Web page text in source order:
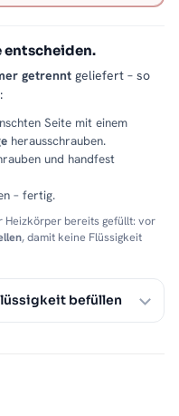
entscheiden.
getrennt geliefert – so
Seite mit einem
herausschrauben.
und handfest
– fertig.
Heizkörper bereits gefüllt: vor
, damit keine Flüssigkeit
befüllen